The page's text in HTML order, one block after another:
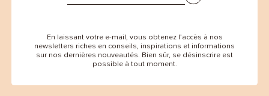
En laissant votre e-mail, vous obtenez l’accès à nos
newsletters riches en conseils, inspirations et informations
sur nos dernières nouveautés. Bien sûr, se désinscrire est
possible à tout moment.